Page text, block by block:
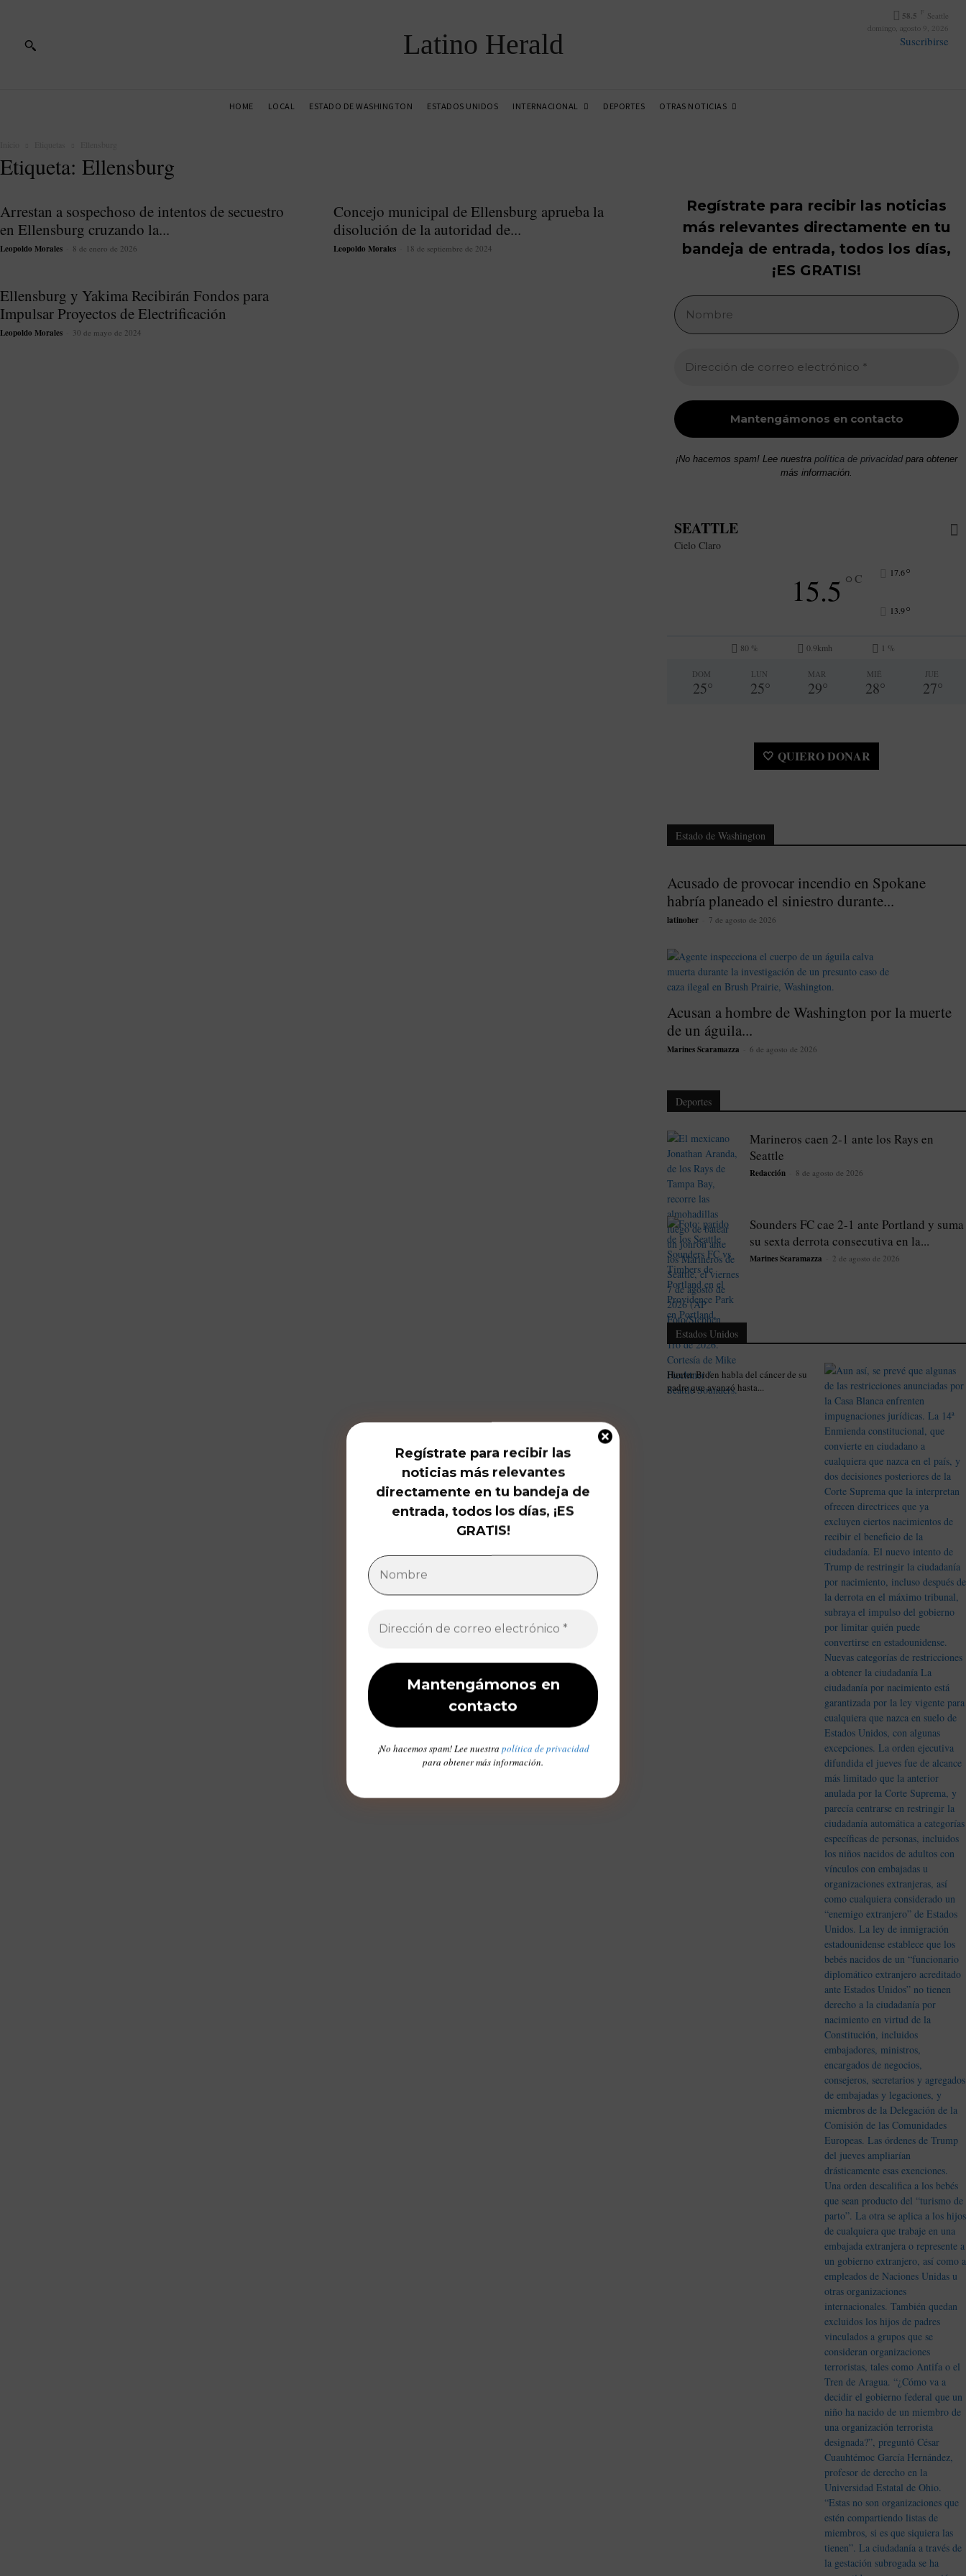
Latino Herald
58.5 F
Seattle
domingo, agosto 9, 2026
Suscribirse
HOME LOCAL ESTADO DE WASHINGTON ESTADOS UNIDOS INTERNACIONAL DEPORTES OTRAS NOTICIAS
Etiqueta: Ellensburg
Arrestan a sospechoso de intentos de secuestro
en Ellensburg cruzando la...
Leopoldo Morales 8 de enero de 2026
Concejo municipal de Ellensburg aprueba la
disolución de la autoridad de...
Leopoldo Morales 18 de septiembre de 2024
Ellensburg y Yakima Recibirán Fondos para
Impulsar Proyectos de Electrificación
Leopoldo Morales 30 de mayo de 2024
Regístrate para recibir las noticias
más relevantes directamente en tu
bandeja de entrada, todos los días,
¡ES GRATIS!
¡No hacemos spam! Lee nuestra política de privacidadpara obtener
más información.
SEATTLE
Cielo Claro
15.5 °C 17.6°
13.9°
80 % 0.9kmh 1 %
DOM
25°
LUN
25°
MAR
29°
MIÉ
28°
JUE
27°
🤍 QUIERO DONAR
Estado de Washington
Acusado de provocar incendio en Spokane
habría planeado el siniestro durante...
latinoher 7 de agosto de 2026
Acusan a hombre de Washington por la muerte
de un águila...
Marines Scaramazza 6 de agosto de 2026
Deportes
Marineros caen 2-1 ante los Rays en
Seattle
Redacción 8 de agosto de 2026
Sounders FC cae 2-1 ante Portland y suma
su sexta derrota consecutiva en la...
Marines Scaramazza 2 de agosto de 2026
Estados Unidos
Hunter Biden habla del cáncer de su
padre que avanzó hasta...
Regístrate para recibir las
noticias más relevantes
directamente en tu bandeja de
entrada, todos los días, ¡ES
GRATIS!
¡No hacemos spam! Lee nuestra política de privacidad
para obtener más información.